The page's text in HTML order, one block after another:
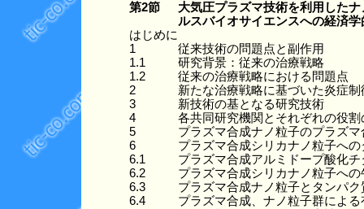
第2節
大気圧プラズマ技術を利用した
ルスバイオサイエンスへの経済学
はじめに
1
従来技術の問題点と副作用
1.1
研究背景：従来の治療戦略
1.2
従来の治療戦略における問題点
2
新たな治療戦略に基づいた炎症制
3
新技術の基となる研究技術
4
各共同研究機関とそれぞれの役
5
プラズマ合成ナノ粒子のプラズマ
6
プラズマ合成シリカナノ粒子へ
6.1
プラズマ合成アルミドープ酸化
6.2
プラズマ合成シリカナノ粒子へ
6.3
プラズマ合成ナノ粒子とタンパ
6.4
プラズマ合成、ナノ粒子群によ